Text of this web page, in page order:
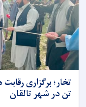
تن در شهر تالقان